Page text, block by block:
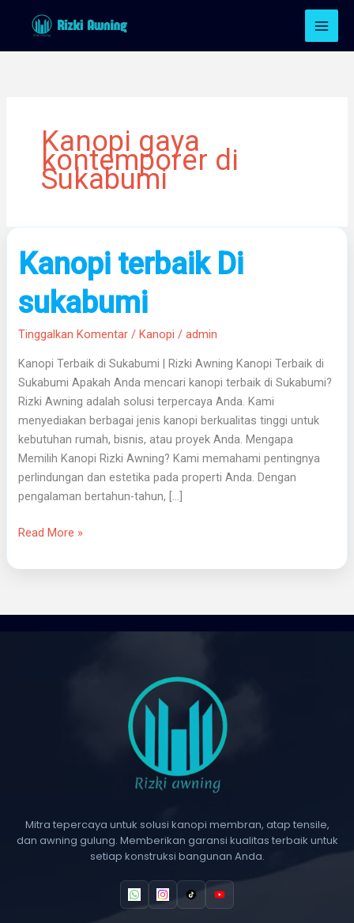
Kanopi gaya
kontemporer di
Sukabumi
Kanopi terbaik Di
sukabumi
Tinggalkan Komentar /Kanopi /admin
Kanopi Terbaik di Sukabumi | Rizki Awning Kanopi Terbaik di
Sukabumi Apakah Anda mencari kanopi terbaik di Sukabumi?
Rizki Awning adalah solusi terpercaya Anda. Kami
menyediakan berbagai jenis kanopi berkualitas tinggi untuk
kebutuhan rumah, bisnis, atau proyek Anda. Mengapa
Memilih Kanopi Rizki Awning? Kami memahami pentingnya
perlindungan dan estetika pada properti Anda. Dengan
pengalaman bertahun-tahun, […]
Kanopi
terbaik
Di
sukabumi
Read More »
Mitra tepercaya untuk solusi kanopi membran, atap tensile,
dan awning gulung. Memberikan garansi kualitas terbaik untuk
setiap konstruksi bangunan Anda.